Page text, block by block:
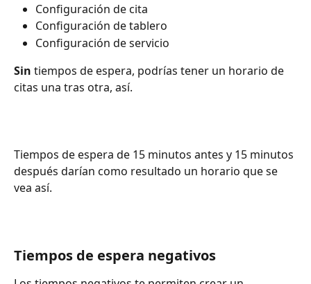
Configuración de cita
Configuración de tablero
Configuración de servicio
Sin tiempos de espera, podrías tener un horario de
citas una tras otra, así.
Tiempos de espera de 15 minutos antes y 15 minutos
después darían como resultado un horario que se
vea así.
Tiempos de espera negativos